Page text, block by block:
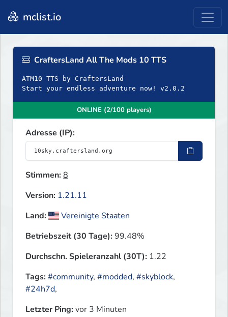
mclist.io
CraftersLand All The Mods 10 TTS
ATM10 TTS by CraftersLand
Start your endless adventure now! v2.0.2
ONLINE (2/100 players)
Adresse (IP):
Stimmen:8
Version: 1.21.11
Land:
Vereinigte Staaten
Betriebszeit (30 Tage):99.48%
Durchschn. Spieleranzahl (30T): 1.22
Tags:#community, #modded, #skyblock,
#24h7d,
Letzter Ping:vor 3 Minuten